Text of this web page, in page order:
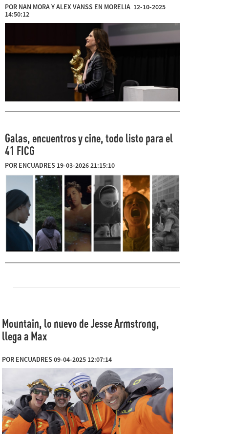
POR NAN MORA Y ALEX VANSS EN MORELIA 12-10-2025
14:50:12
Galas, encuentros y cine, todo listo para el
41 FICG
POR ENCUADRES 19-03-2026 21:15:10
Mountain, lo nuevo de Jesse Armstrong,
llega a Max
POR ENCUADRES 09-04-2025 12:07:14